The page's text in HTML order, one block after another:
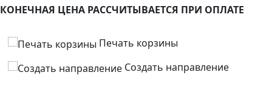
КОНЕЧНАЯ ЦЕНА РАССЧИТЫВАЕТСЯ ПРИ ОПЛАТЕ
Печать корзины
Создать направление